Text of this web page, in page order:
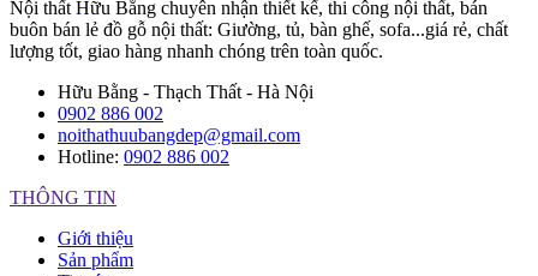
Nội thất Hữu Bằng chuyên nhận thiết kế, thi công nội thất, bán
buôn bán lẻ đồ gỗ nội thất: Giường, tủ, bàn ghế, sofa...giá rẻ, chất
lượng tốt, giao hàng nhanh chóng trên toàn quốc.
Hữu Bằng - Thạch Thất - Hà Nội
0902 886 002
noithathuubangdep@gmail.com
Hotline: 0902 886 002
THÔNG TIN
Giới thiệu
Sản phẩm